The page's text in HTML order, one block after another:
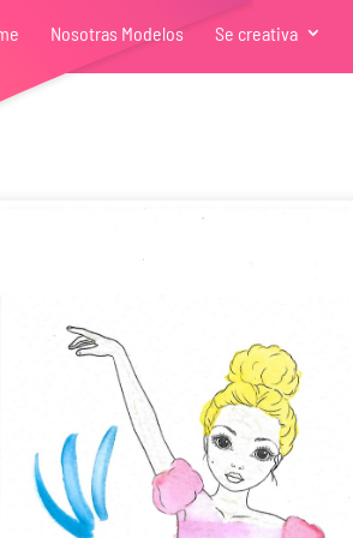
Nosotras Modelos Se creativa